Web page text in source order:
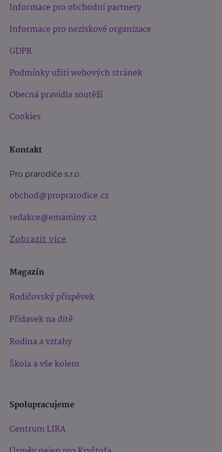
Informace pro obchodní partnery
Informace pro neziskové organizace
GDPR
Podmínky užití webových stránek
Obecná pravidla soutěží
Cookies
Kontakt
Pro prarodiče s.r.o.
obchod@proprarodice.cz
redakce@emaminy.cz
Zobrazit více
Magazín
Rodičovský příspěvek
Přídavek na dítě
Rodina a vztahy
Škola a vše kolem
Spolupracujeme
Centrum LIRA